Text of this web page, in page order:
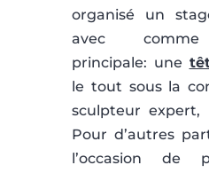
organisé un
avec comme
principale: une
le tout sous la
sculpteur expert,
Pour d’autres
l’occasion de